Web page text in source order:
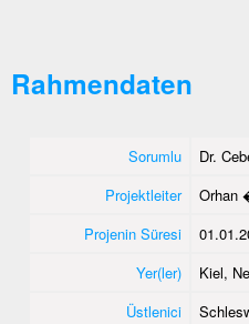
Rahmendaten
Sorumlu
Dr.
Projektleiter
Orhan
Projenin Süresi
Yer(ler)
Kiel,
Üstlenici